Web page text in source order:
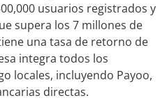
usuarios registrados y
supera los 7 millones de
una tasa de retorno de
integra todos los
locales, incluyendo Payoo,
directas.